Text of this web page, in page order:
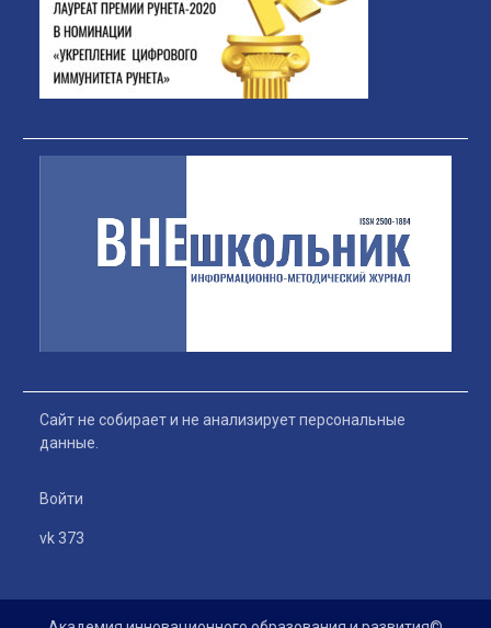
Сайт не собирает и не анализирует персональные
данные.
Войти
vk 373